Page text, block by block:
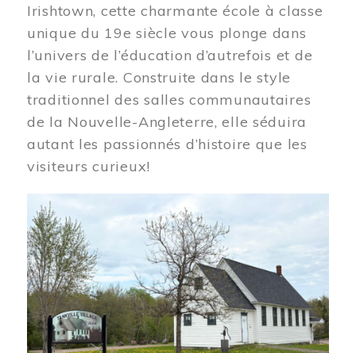
Irishtown, cette charmante école à classe
unique du 19e siècle vous plonge dans
l’univers de l’éducation d’autrefois et de
la vie rurale. Construite dans le style
traditionnel des salles communautaires
de la Nouvelle-Angleterre, elle séduira
autant les passionnés d’histoire que les
visiteurs curieux!
Image